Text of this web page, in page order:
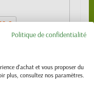
€
109,00 €
439,00 €
Politique de confidentialité
d'achat et vous proposer du
plus, consultez nos paramètres.